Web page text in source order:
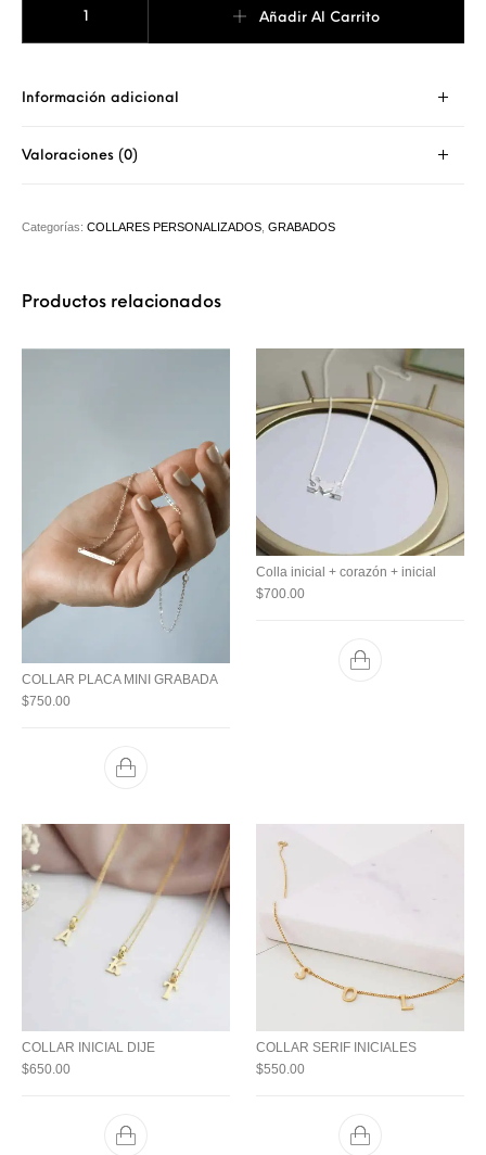
Añadir Al Carrito
Información adicional
Valoraciones (0)
Categorías:COLLARES PERSONALIZADOS ,GRABADOS
Productos relacionados
COLLAR PLACA MINI GRABADA
$750.00
Colla inicial + corazón + inicial
$700.00
COLLAR INICIAL DIJE
$650.00
COLLAR SERIF INICIALES
$550.00